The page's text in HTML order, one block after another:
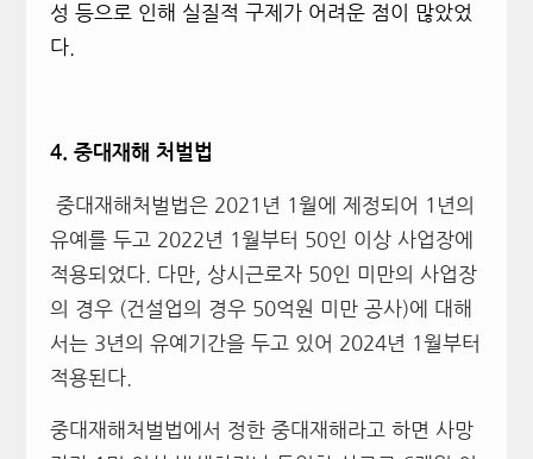
성 등으로 인해 실질적 구제가 어려운 점이 많았었
다.
4. 중대재해 처벌법
중대재해처벌법은 2021년 1월에 제정되어 1년의
유예를 두고 2022년 1월부터 50인 이상 사업장에
적용되었다. 다만, 상시근로자 50인 미만의 사업장
의 경우 (건설업의 경우 50억원 미만 공사)에 대해
서는 3년의 유예기간을 두고 있어 2024년 1월부터
적용된다.
중대재해처벌법에서 정한 중대재해라고 하면 사망